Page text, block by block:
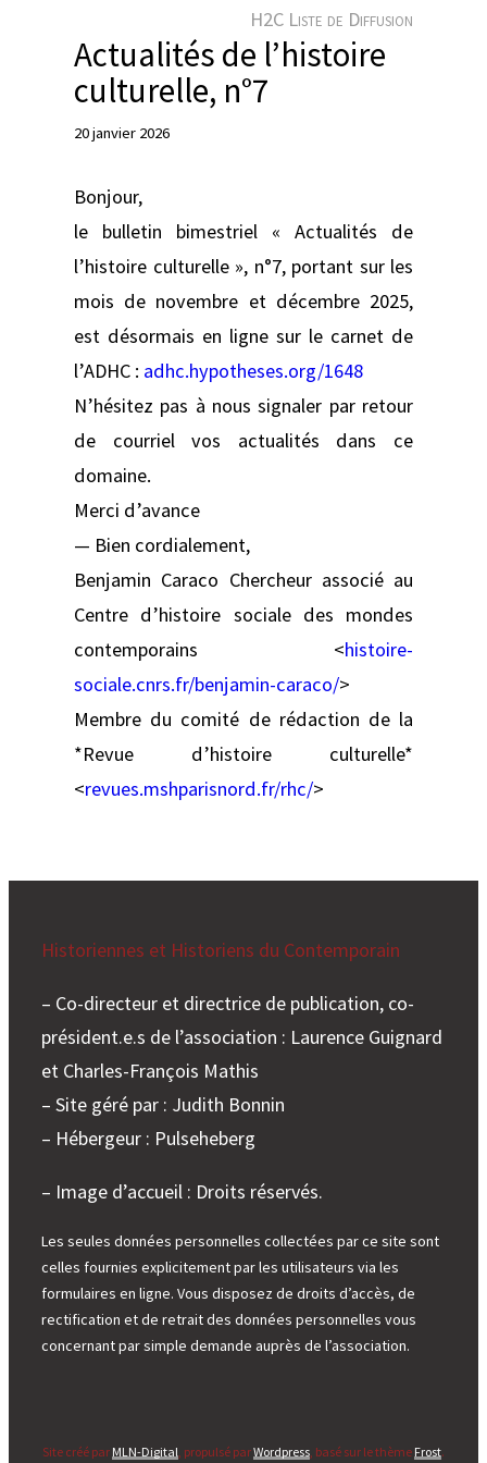
H2C Liste de Diffusion
Actualités de l’histoire
culturelle, n°7
20 janvier 2026
Bonjour,
le bulletin bimestriel « Actualités de
l’histoire culturelle », n°7, portant sur les
mois de novembre et décembre 2025,
est désormais en ligne sur le carnet de
l’ADHC : adhc.hypotheses.org/1648
N’hésitez pas à nous signaler par retour
de courriel vos actualités dans ce
domaine.
Merci d’avance
— Bien cordialement,
Benjamin Caraco Chercheur associé au
Centre d’histoire sociale des mondes
contemporains <histoire-
sociale.cnrs.fr/benjamin-caraco/>
Membre du comité de rédaction de la
*Revue d’histoire culturelle*
<revues.mshparisnord.fr/rhc/>
Historiennes et Historiens du Contemporain
– Co-directeur et directrice de publication, co-
président.e.s de l’association : Laurence Guignard
et Charles-François Mathis
– Site géré par : Judith Bonnin
– Hébergeur : Pulseheberg
– Image d’accueil : Droits réservés.
Les seules données personnelles collectées par ce site sont
celles fournies explicitement par les utilisateurs via les
formulaires en ligne. Vous disposez de droits d’accès, de
rectification et de retrait des données personnelles vous
concernant par simple demande auprès de l’association.
Site créé par MLN-Digital , propulsé parWordpress , basé sur le thème Frost.